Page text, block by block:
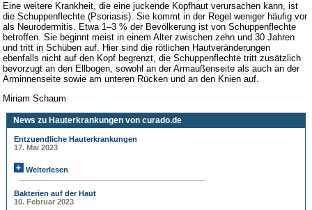
Eine weitere Krankheit, die eine juckende Kopfhaut verursachen kann, ist
die Schuppenflechte (Psoriasis). Sie kommt in der Regel weniger häufig vor
als Neurodermitis. Etwa 1–3 % der Bevölkerung ist von Schuppenflechte
betroffen. Sie beginnt meist in einem Alter zwischen zehn und 30 Jahren
und tritt in Schüben auf. Hier sind die rötlichen Hautveränderungen
ebenfalls nicht auf den Kopf begrenzt, die Schuppenflechte tritt zusätzlich
bevorzugt an den Ellbogen, sowohl an der Armaußenseite als auch an der
Arminnenseite sowie am unteren Rücken und an den Knien auf.
Miriam Schaum
News zu Hauterkrankungen von curado.de
Entzuendliche Hauterkrankungen
17. Mai 2023
Weiterlesen
Bakterien auf der Haut
10. Februar 2023